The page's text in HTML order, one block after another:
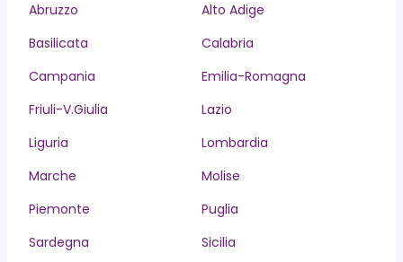
Abruzzo
Alto Adige
Basilicata
Calabria
Campania
Emilia-Romagna
Friuli-V.Giulia
Lazio
Liguria
Lombardia
Marche
Molise
Piemonte
Puglia
Sardegna
Sicilia